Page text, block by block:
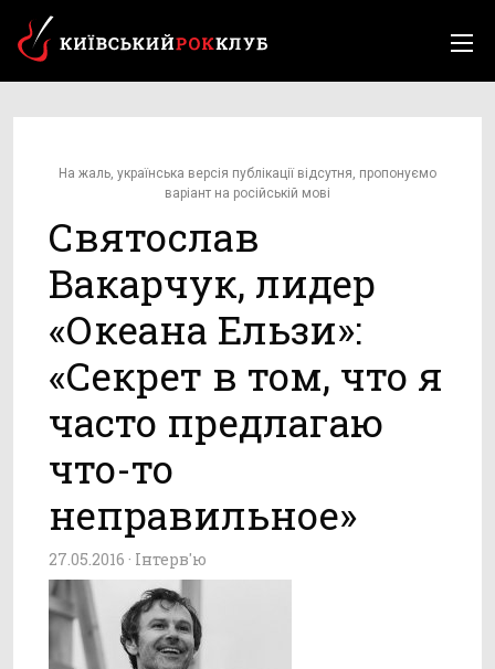
На жаль, українська версія публікації відсутня, пропонуємо
варіант на російській мові
Святослав
Вакарчук, лидер
«Океана Ельзи»:
«Секрет в том, что я
часто предлагаю
что-то
неправильное»
27.05.2016 · Інтерв'ю